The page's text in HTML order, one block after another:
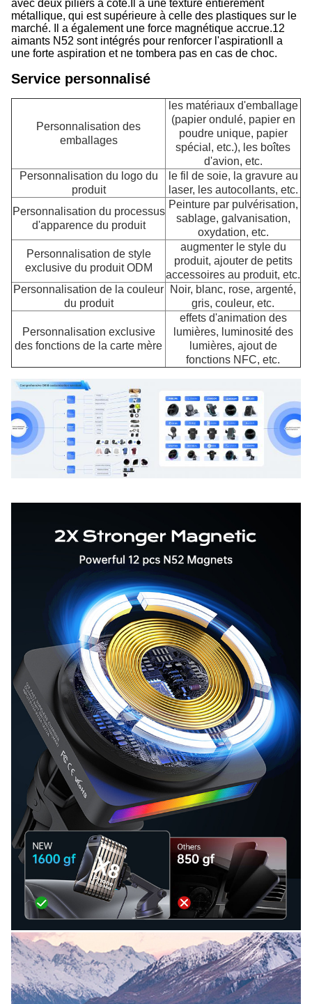
avec deux piliers à côté.Il a une texture entièrement
métallique, qui est supérieure à celle des plastiques sur le
marché. Il a également une force magnétique accrue.12
aimants N52 sont intégrés pour renforcer l'aspirationIl a
une forte aspiration et ne tombera pas en cas de choc.
Service personnalisé
Personnalisation des
emballages
les matériaux d'emballage
(papier ondulé, papier en
poudre unique, papier
spécial, etc.), les boîtes
d'avion, etc.
Personnalisation du logo du
produit
le fil de soie, la gravure au
laser, les autocollants, etc.
Personnalisation du processus
d'apparence du produit
Peinture par pulvérisation,
sablage, galvanisation,
oxydation, etc.
Personnalisation de style
exclusive du produit ODM
augmenter le style du
produit, ajouter de petits
accessoires au produit, etc.
Personnalisation de la couleur
du produit
Noir, blanc, rose, argenté,
gris, couleur, etc.
Personnalisation exclusive
des fonctions de la carte mère
effets d'animation des
lumières, luminosité des
lumières, ajout de
fonctions NFC, etc.